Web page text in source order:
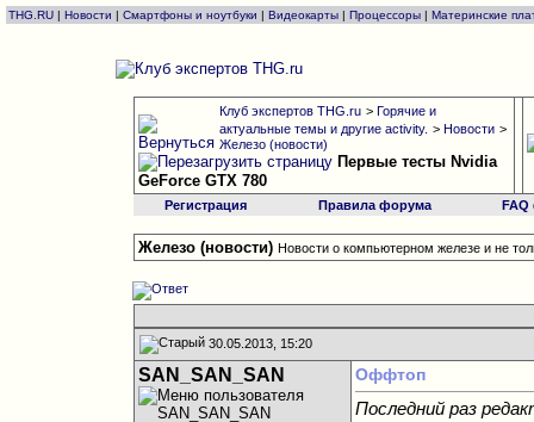
THG.RU | Новости | Смартфоны и ноутбуки | Видеокарты | Процессоры | Материнские
Клуб экспертов THG.ru > Горячие и
актуальные темы и другие activity. > Новости >
Железо (новости)
Первые тесты Nvidia
GeForce GTX 780
Регистрация Правила форума
Железо (новости) Новости о компьютерном железе и не
30.05.2013, 15:20
SAN_SAN_SAN Оффтоп
Последний раз